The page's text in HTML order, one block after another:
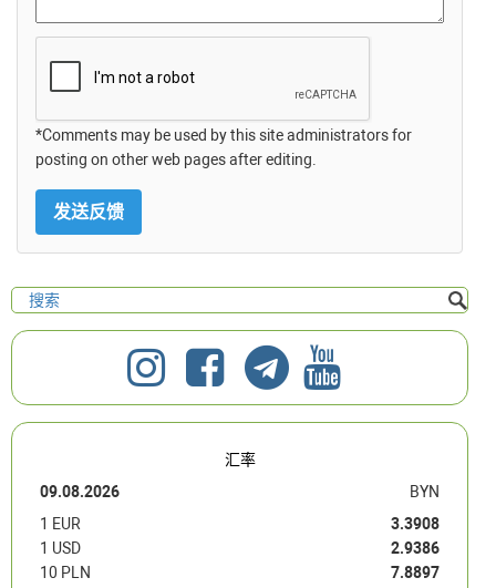
*Comments may be used by this site administrators for
posting on other web pages after editing.
汇率
09.08.2026
BYN
1 EUR
3.3908
1 USD
2.9386
10 PLN
7.8897